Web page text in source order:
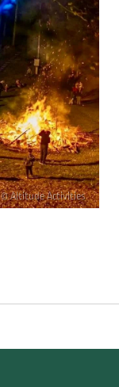
© Altitude Activities